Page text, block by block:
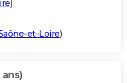
)
et-Loire)
ans)